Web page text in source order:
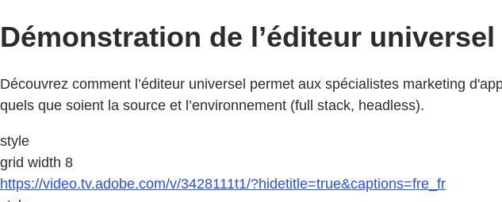
Démonstration de l’éditeur universel
Découvrez comment l’éditeur universel permet aux spécialistes marketing
quels que soient la source et l’environnement (full stack, headless).
style
grid width 8
https://video.tv.adobe.com/v/3428111t1/?hidetitle=true&captions=fre_fr